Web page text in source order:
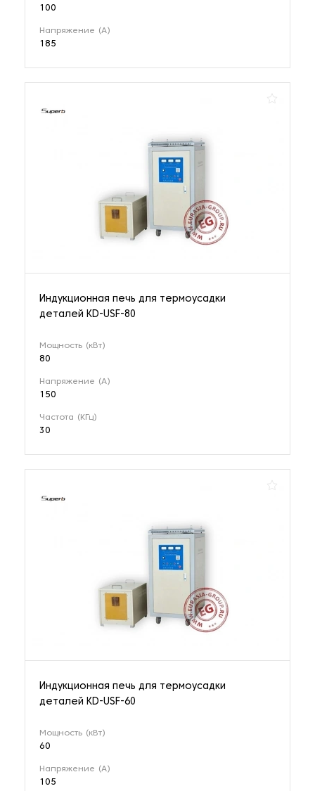
100
Напряжение (А)
185
Индукционная печь для термоусадки
деталей KD-USF-80
Мощность (кВт)
80
Напряжение (А)
150
Частота (КГц)
30
Индукционная печь для термоусадки
деталей KD-USF-60
Мощность (кВт)
60
Напряжение (А)
105